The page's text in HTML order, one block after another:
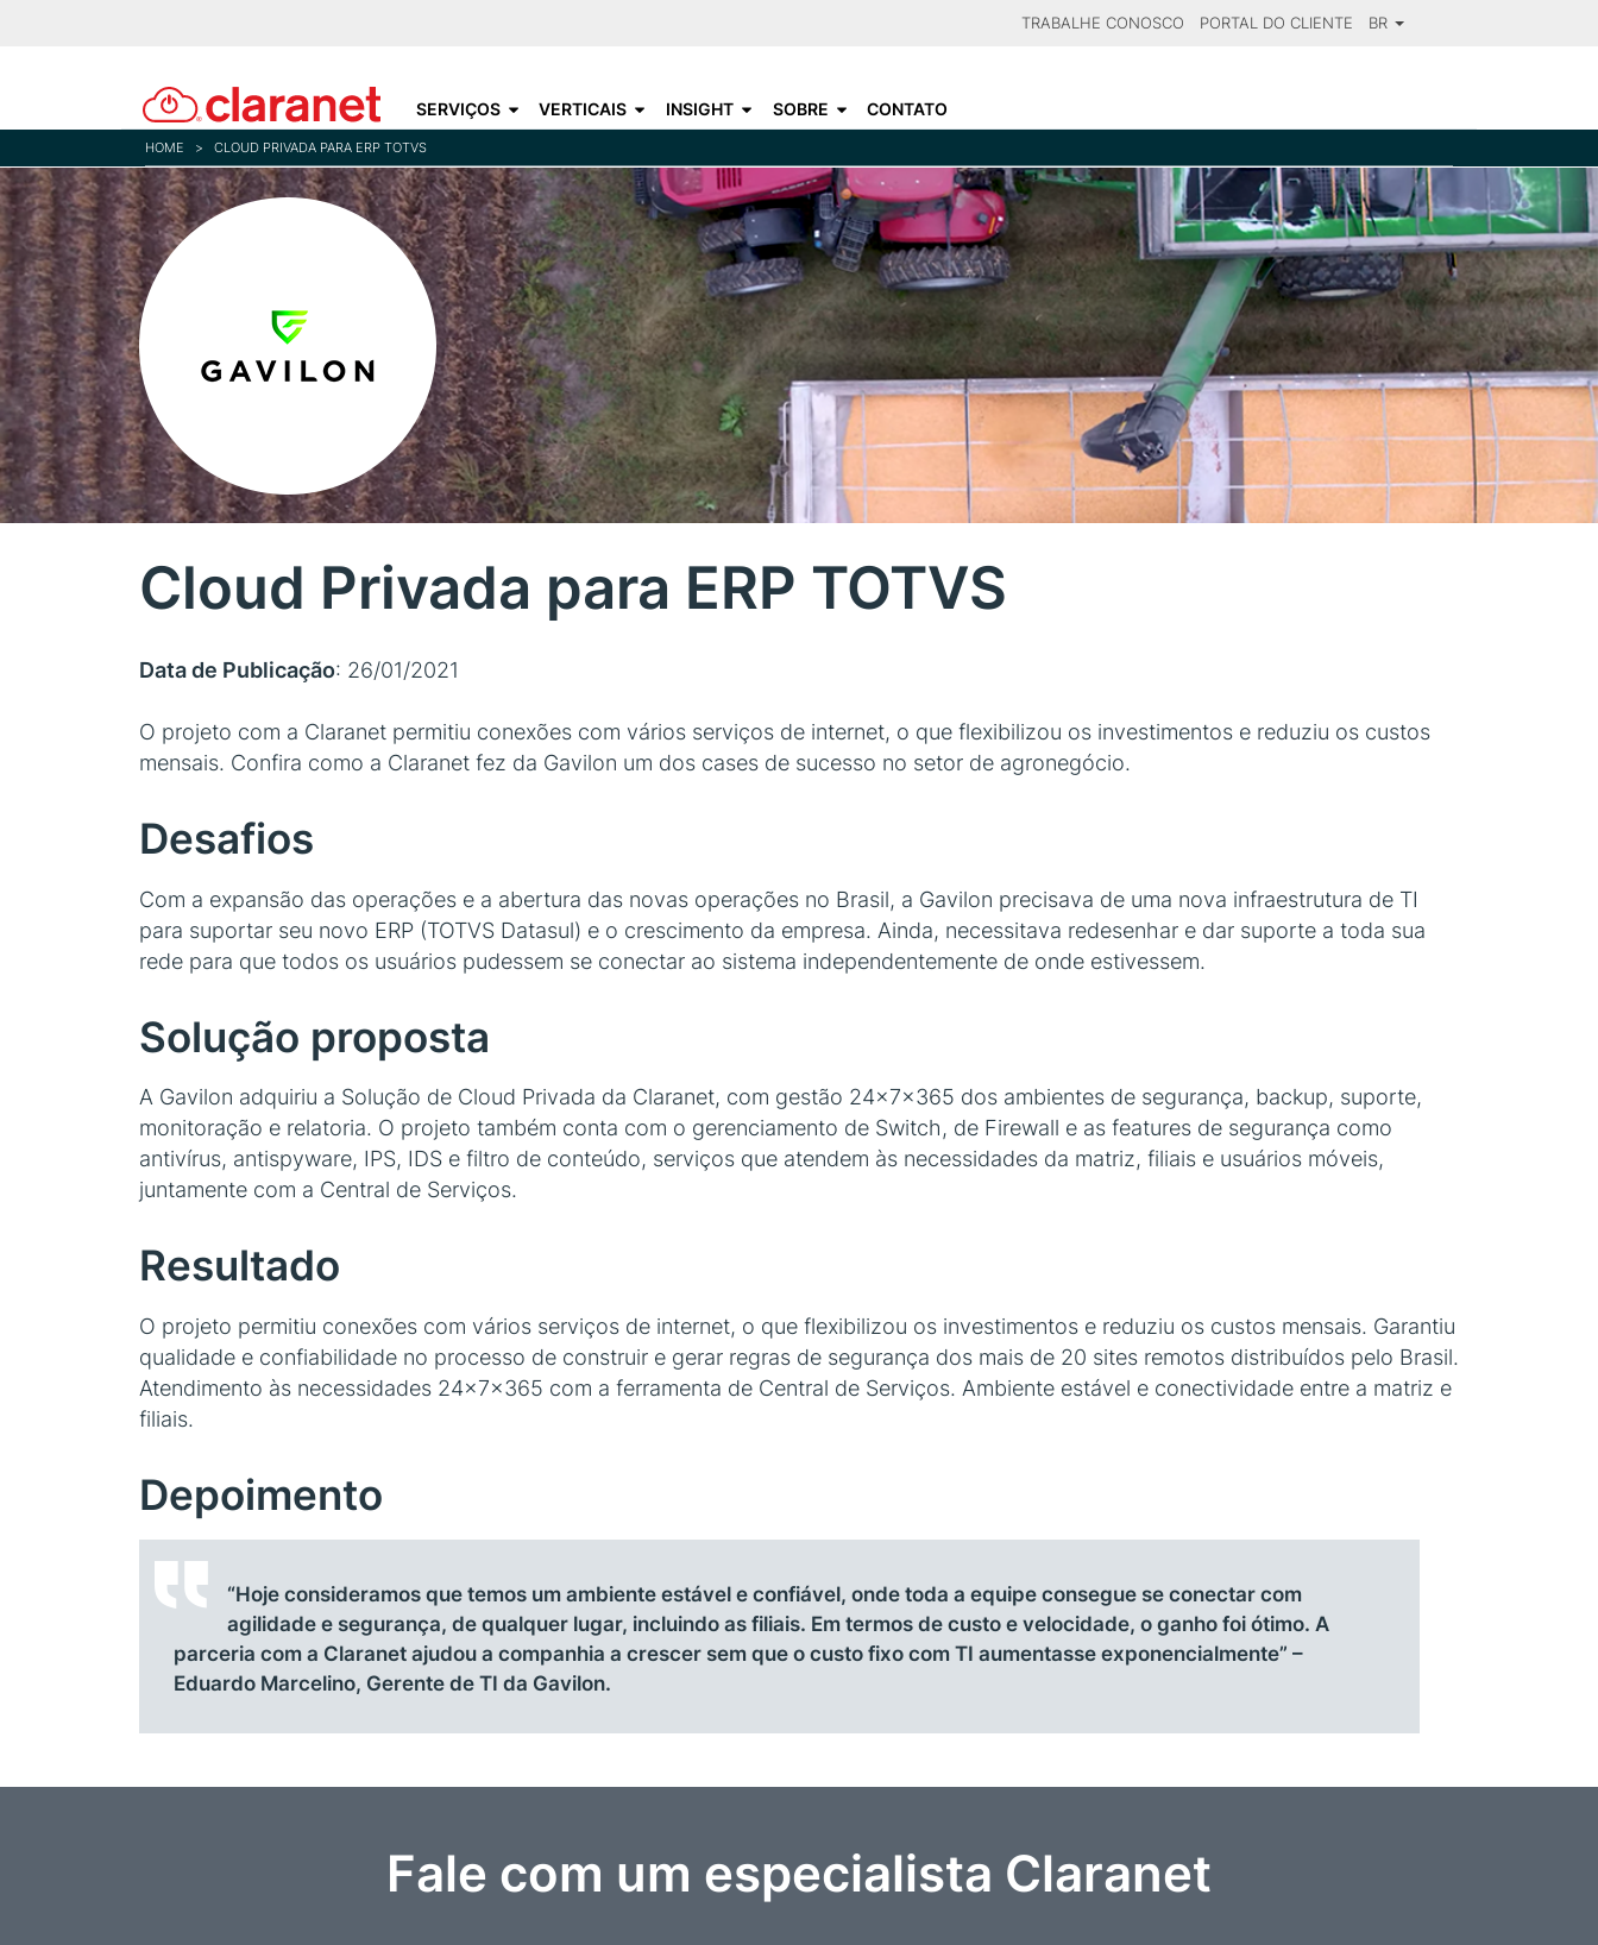
content
TRABALHE CONOSCO PORTAL DO CLIENTE BR
SERVIÇOS VERTICAIS INSIGHT SOBRE CONTATO
HOME > CLOUD PRIVADA PARA ERP TOTVS
Cloud Privada para ERP TOTVS
Data de Publicação: 26/01/2021
O projeto com a Claranet permitiu conexões com vários serviços de internet, o que flexibilizou os investimentos e reduziu os custos
mensais. Confira como a Claranet fez da Gavilon um dos cases de sucesso no setor de agronegócio.
Desafios
Com a expansão das operações e a abertura das novas operações no Brasil, a Gavilon precisava de uma nova infraestrutura de TI
para suportar seu novo ERP (TOTVS Datasul) e o crescimento da empresa. Ainda, necessitava redesenhar e dar suporte a toda sua
rede para que todos os usuários pudessem se conectar ao sistema independentemente de onde estivessem.
Solução proposta
A Gavilon adquiriu a Solução de Cloud Privada da Claranet, com gestão 24x7x365 dos ambientes de segurança, backup, suporte,
monitoração e relatoria. O projeto também conta com o gerenciamento de Switch, de Firewall e as features de segurança como
antivírus, antispyware, IPS, IDS e filtro de conteúdo, serviços que atendem às necessidades da matriz, filiais e usuários móveis,
juntamente com a Central de Serviços.
Resultado
O projeto permitiu conexões com vários serviços de internet, o que flexibilizou os investimentos e reduziu os custos mensais. Garantiu
qualidade e confiabilidade no processo de construir e gerar regras de segurança dos mais de 20 sites remotos distribuídos pelo Brasil.
Atendimento às necessidades 24x7x365 com a ferramenta de Central de Serviços. Ambiente estável e conectividade entre a matriz e
filiais.
Depoimento
“Hoje consideramos que temos um ambiente estável e confiável, onde toda a equipe consegue se conectar com
agilidade e segurança, de qualquer lugar, incluindo as filiais. Em termos de custo e velocidade, o ganho foi ótimo. A
parceria com a Claranet ajudou a companhia a crescer sem que o custo fixo com TI aumentasse exponencialmente” –
Eduardo Marcelino, Gerente de TI da Gavilon.
Fale com um especialista Claranet